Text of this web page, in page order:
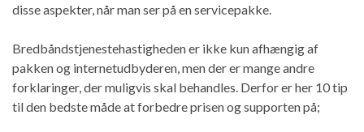
disse aspekter, når man ser på en servicepakke.
Bredbåndstjenestehastigheden er ikke kun afhængig af
pakken og internetudbyderen, men der er mange andre
forklaringer, der muligvis skal behandles. Derfor er her 10 tip
til den bedste måde at forbedre prisen og supporten på;